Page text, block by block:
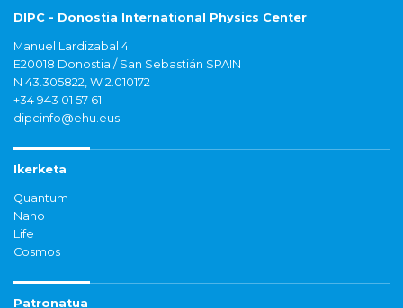
DIPC - Donostia International Physics Center
Manuel Lardizabal 4
E20018 Donostia / San Sebastián SPAIN
N 43.305822, W 2.010172
+34 943 01 57 61
dipcinfo@ehu.eus
Ikerketa
Quantum
Nano
Life
Cosmos
Patronatua